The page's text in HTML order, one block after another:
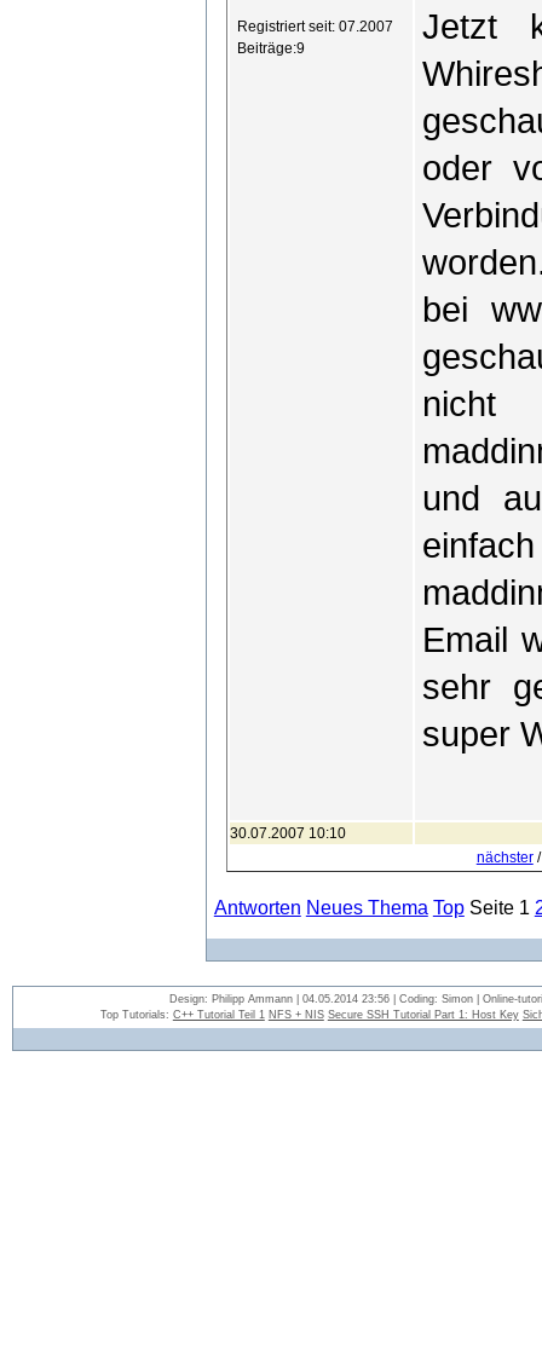
Registriert seit: 07.2007
Beiträge:9
Jetzt
oder
bei
und
Email
sehr
super
30.07.2007 10:10
nächster
Antworten Neues Thema TopSeite 1
Design: Philipp Ammann | 04.05.2014 23:56 | Coding: Simon | Online-
Top Tutorials: C++ Tutorial Teil 1 NFS + NIS Secure SSH Tutorial Part 1: Host Key